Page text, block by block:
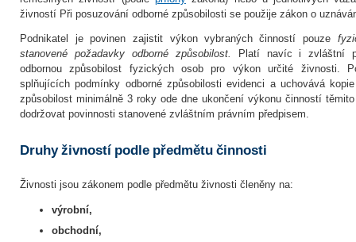
živností Při posuzování odborné způsobilosti se použije zákon o
Podnikatel je povinen zajistit výkon vybraných činností pouze
stanovené požadavky odborné způsobilost.
Platí navíc i zvláštní
odbornou způsobilost fyzických osob pro výkon určité živnosti.
splňujících podmínky odborné způsobilosti evidenci a uchovává
způsobilost minimálně 3 roky ode dne ukončení výkonu činností
dodržovat povinnosti stanovené zvláštním právním předpisem.
Druhy živností podle předmětu činnosti
Živnosti jsou zákonem podle předmětu živnosti členěny na:
výrobní,
obchodní,